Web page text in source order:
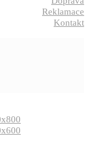
Reklamace
Kontakt